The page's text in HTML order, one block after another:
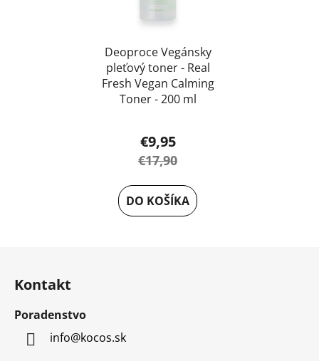
Deoproce Vegánsky
pleťový toner - Real
Fresh Vegan Calming
Toner - 200 ml
€9,95
€17,90
DO KOŠÍKA
Kontakt
Poradenstvo
info@kocos.sk